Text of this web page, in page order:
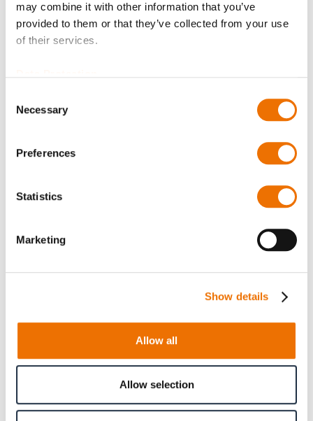
may combine it with other information that you’ve
provided to them or that they’ve collected from your use
of their services.
Selection
Necessary
Preferences
Statistics
Marketing
Show details
Allow all
Allow selection
Zeugnisse?
Geben Sie hier eine Zahl mit höchstens zwei Nachkommastellen
an.
Bohrungsdurchmesser Nabe B (in mm)
Geben Sie hier eine Zahl mit höchstens zwei Nachkommastellen
Produkt anfragen